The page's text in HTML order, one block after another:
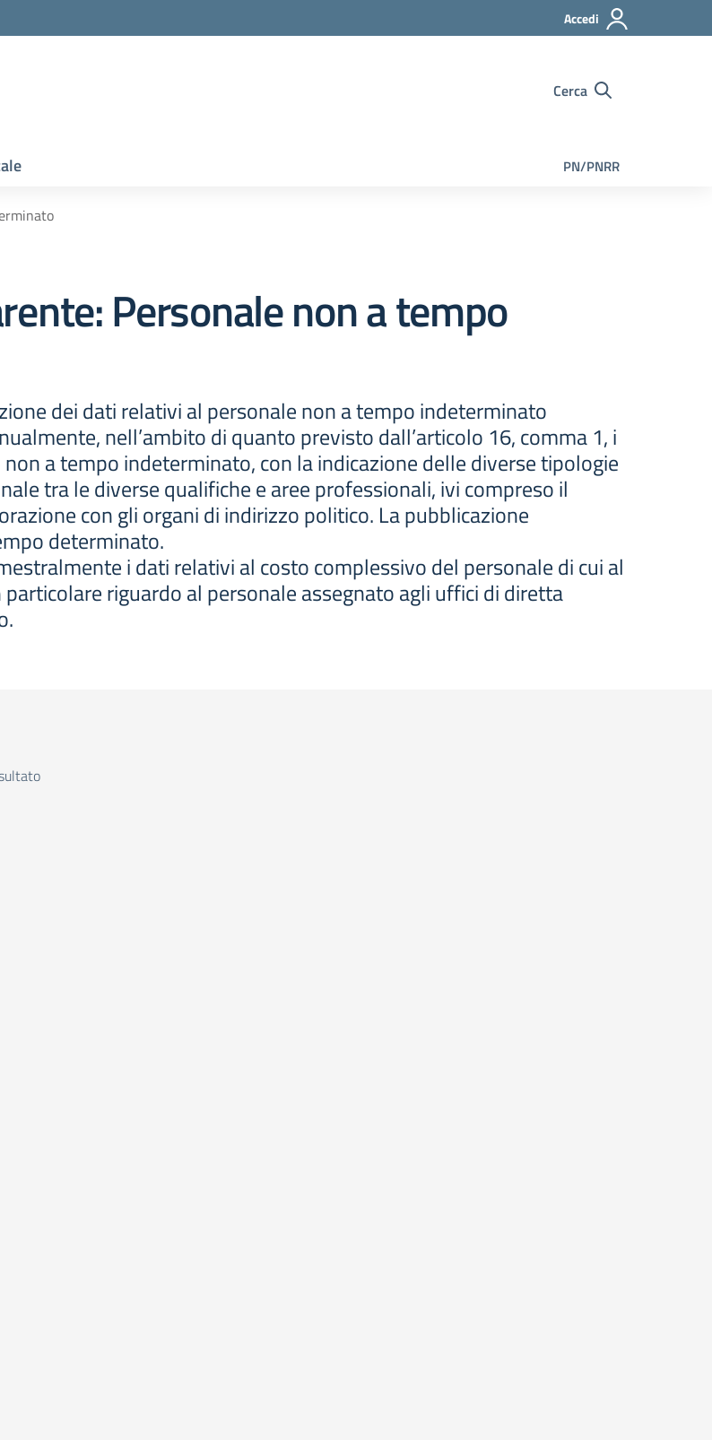
Accedi
Cerca
PN/PNRR
Personale non a tempo
dei dati relativi al personale non a tempo indeterminato
nell’ambito di quanto previsto dall’articolo 16, comma 1, i
a tempo indeterminato, con la indicazione delle diverse tipologie
tra le diverse qualifiche e aree professionali, ivi compreso il
con gli organi di indirizzo politico. La pubblicazione
determinato.
i dati relativi al costo complessivo del personale di cui al
riguardo al personale assegnato agli uffici di diretta